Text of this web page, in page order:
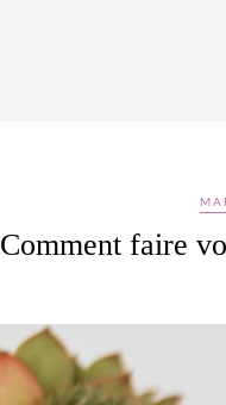
Comment faire